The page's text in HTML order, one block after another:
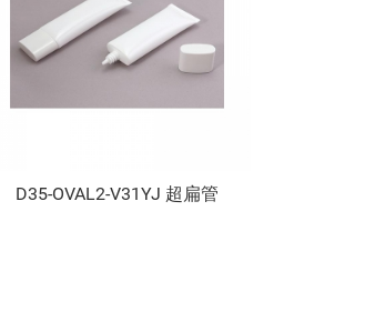
D35-OVAL2-V31YJ 超扁管